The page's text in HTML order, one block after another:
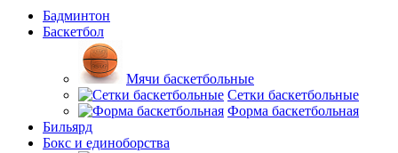
Бадминтон
Баскетбол
Мячи баскетбольные
Сетки баскетбольные
Форма баскетбольная
Бильярд
Бокс и единоборства